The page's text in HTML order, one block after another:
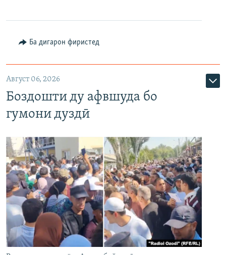
Ба дигарон фиристед
Август 06, 2026
Боздошти ду афвшуда бо
гумони дуздӣ